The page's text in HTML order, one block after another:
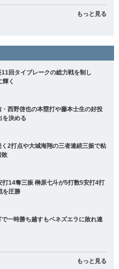
もっと見る
回タイブレークの総力戦を制し
く
西野啓也の本塁打や藤本士生の好投
を決める
2打点や大城海翔の三者連続三振で粘
敗
打14奪三振 榊原七斗が5打数5安打4打
を圧勝
一時勝ち越すもベネズエラに敗れ連
もっと見る